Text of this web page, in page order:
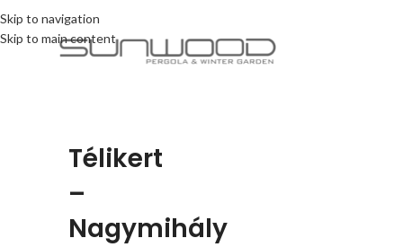
Skip to navigation
Skip to main content
Télikert
–
Nagymihály